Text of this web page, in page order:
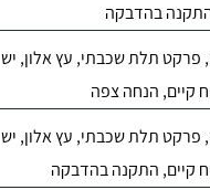
בהדבקה
תלת שכבתי, עץ אלון, יש
קיים, הנחה צפה
תלת שכבתי, עץ אלון, יש
קיים, התקנה בהדבקה